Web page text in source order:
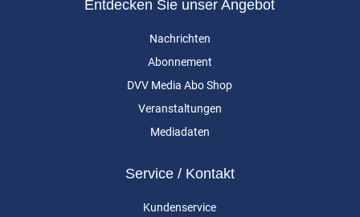
Entdecken Sie unser Angebot
Nachrichten
Abonnement
DVV Media Abo Shop
Veranstaltungen
Mediadaten
Service / Kontakt
Kundenservice